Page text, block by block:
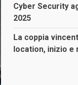
Cyber Security
2025
La coppia
location, inizio e